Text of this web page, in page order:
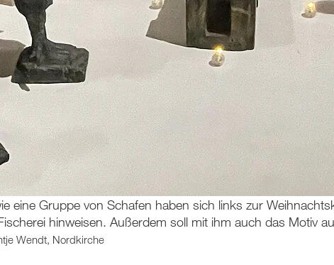
eine Gruppe von Schafen haben sich links zur
hinweisen. Außerdem soll mit ihm auch das Motiv
Wendt, Nordkirche